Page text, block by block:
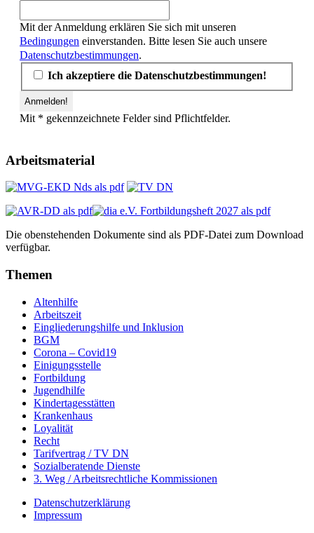
Mit der Anmeldung erklären Sie sich mit unseren
Bedingungen einverstanden. Bitte lesen Sie auch unsere
Datenschutzbestimmungen.
Ich akzeptiere die Datenschutzbestimmungen!
Mit * gekennzeichnete Felder sind Pflichtfelder.
Arbeitsmaterial
Die obenstehenden Dokumente sind als PDF-Datei zum Download
verfügbar.
Themen
Altenhilfe
Arbeitszeit
Eingliederungshilfe und Inklusion
BGM
Corona – Covid19
Einigungsstelle
Fortbildung
Jugendhilfe
Kindertagesstätten
Krankenhaus
Loyalität
Recht
Tarifvertrag / TV DN
Sozialberatende Dienste
3. Weg / Arbeitsrechtliche Kommissionen
Datenschutzerklärung
Impressum